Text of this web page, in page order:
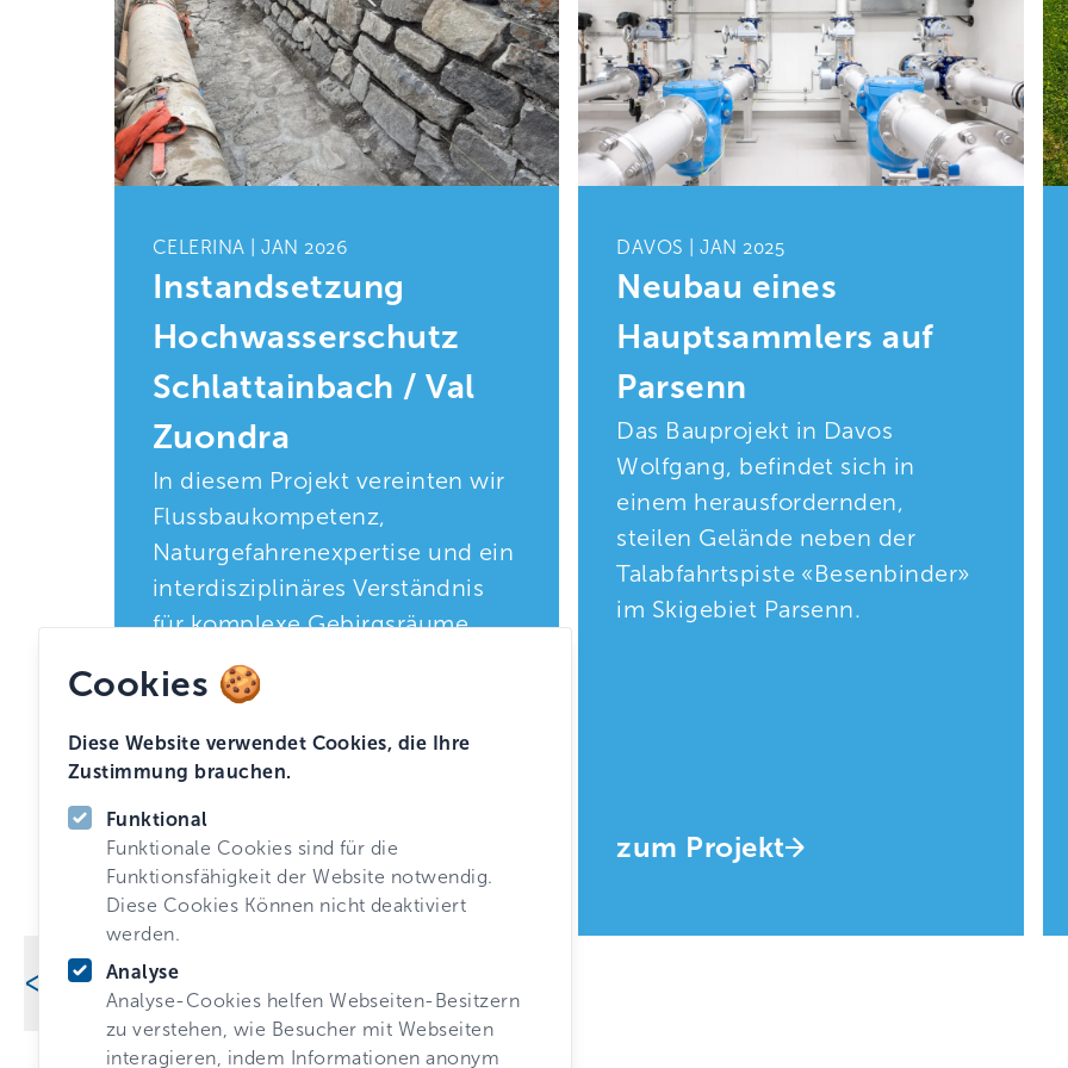
Cookies 🍪
Diese Website verwendet Cookies, die Ihre
Zustimmung brauchen.
Funktional
Funktionale Cookies sind für die
Funktionsfähigkeit der Website notwendig.
Diese Cookies Können nicht deaktiviert
werden.
Analyse
Analyse-Cookies helfen Webseiten-Besitzern
zu verstehen, wie Besucher mit Webseiten
interagieren, indem Informationen anonym
CELERINA | JAN 2026
Instandsetzung
Hochwasserschutz
Schlattainbach / Val
Zuondra
In diesem Projekt vereinten wir
Flussbaukompetenz,
Naturgefahrenexpertise und ein
interdisziplinäres Verständnis
für komplexe Gebirgsräume.
zum Projekt
DAVOS | JAN 2025
Neubau eines
Hauptsammlers auf
Parsenn
Das Bauprojekt in Davos
Wolfgang, befindet sich in
einem herausfordernden,
steilen Gelände neben der
Talabfahrtspiste «Besenbinder»
im Skigebiet Parsenn.
zum Projekt